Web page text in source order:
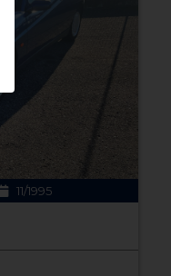
11/1995